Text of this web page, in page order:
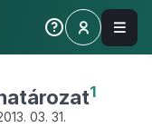
1
03. 31.